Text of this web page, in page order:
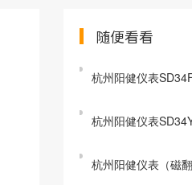
随便看看
杭州阳健仪表SD34F-WTBC水
杭州阳健仪表SD34Y
杭州阳健仪表（磁翻板）磁性